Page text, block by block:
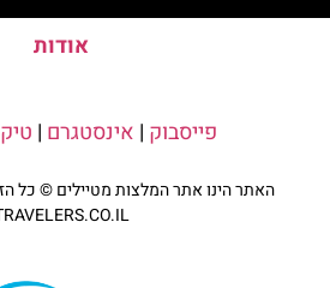
אודות
פייסבוק | אינסטגרם |
האתר הינו אתר המלצות מטיילים © כל